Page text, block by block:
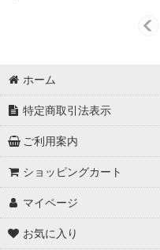
ホーム
特定商取引法表示
ご利用案内
ショッピングカート
マイページ
お気に入り